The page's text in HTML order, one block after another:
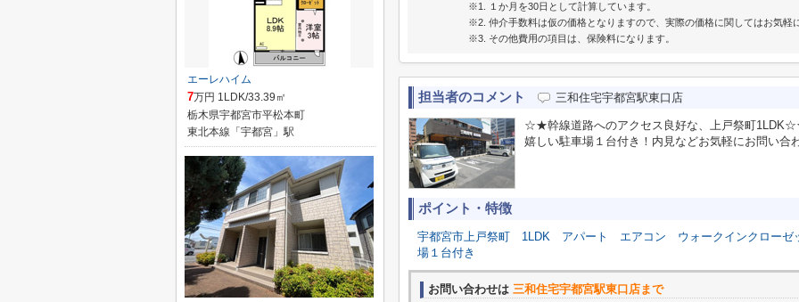
※1. １か月を30日として計算しています。
※2. 仲介手数料は仮の価格となりますので、実際の価格に関してはお気軽
※3. その他費用の項目は、保険料になります。
担当者のコメント 三和住宅宇都宮駅東口店
☆★幹線道路へのアクセス良好な、上戸祭町
嬉しい駐車場１台付き！内見などお気軽にお問い合
ポイント・特徴
宇都宮市上戸祭町 1LDK アパート エアコン
ウォークインクローゼ
場１台付き
お問い合わせは 三和住宅宇都宮駅東口店まで
エーレハイム
7万円 1LDK/33.39㎡
栃木県宇都宮市平松本町
東北本線「宇都宮」駅